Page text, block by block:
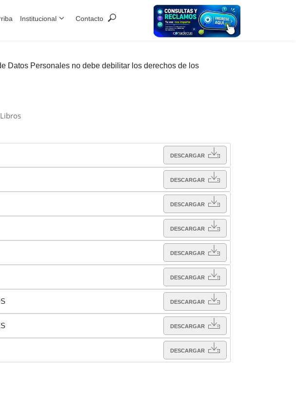
Institucional Contacto
Datos Personales no debe debilitar los derechos de los
Libros
DESCARGAR
DESCARGAR
DESCARGAR
DESCARGAR
DESCARGAR
DESCARGAR
DESCARGAR
DESCARGAR
DESCARGAR